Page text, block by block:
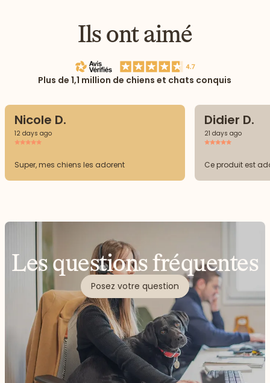
Ils ont aimé
Plus de 1,1 million de chiens et chats conquis
Nicole D.
12 days ago
Super, mes chiens les adorent
Didier D.
21 days ago
Ce produit est
Les questions fréquentes
Posez votre question